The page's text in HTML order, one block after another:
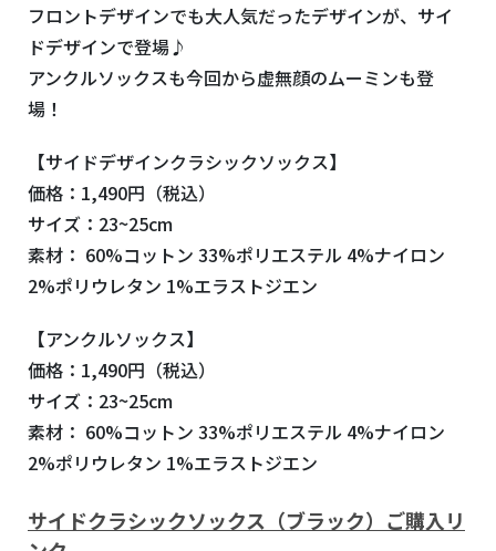
フロントデザインでも大人気だったデザインが、サイ
ドデザインで登場♪
アンクルソックスも今回から虚無顔のムーミンも登
場！
【サイドデザインクラシックソックス】
価格：1,490円（税込）
サイズ：23~25cm
素材： 60%コットン 33%ポリエステル 4%ナイロン
2%ポリウレタン 1%エラストジエン
【アンクルソックス】
価格：1,490円（税込）
サイズ：23~25cm
素材： 60%コットン 33%ポリエステル 4%ナイロン
2%ポリウレタン 1%エラストジエン
サイドクラシックソックス（ブラック）ご購入リ